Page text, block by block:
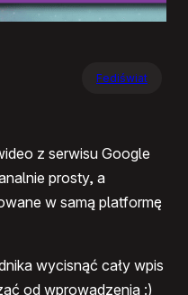
Fediświat
z serwisu Google
prosty, a
w samą platformę
wycisnąć cały wpis
od wprowadzenia :)